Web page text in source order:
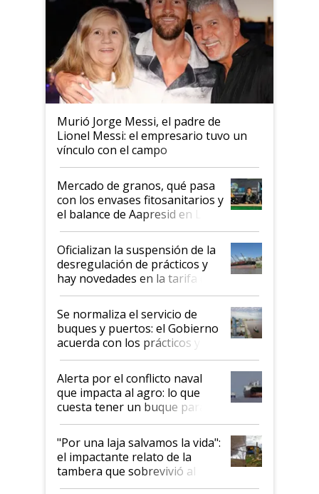
Murió Jorge Messi, el padre de
Lionel Messi: el empresario tuvo un
vínculo con el campo
Mercado de granos, qué pasa
con los envases fitosanitarios y
el balance de Aapresid en La
Posta
Oficializan la suspensión de la
desregulación de prácticos y
hay novedades en la tarifa de
la hidrovía
Se normaliza el servicio de
buques y puertos: el Gobierno
acuerda con los prácticos y
suspende el decreto de
desregulación
Alerta por el conflicto naval
que impacta al agro: lo que
cuesta tener un buque parado
y el peligro de que Argentina
pase a ser "país sucio"
"Por una laja salvamos la vida":
el impactante relato de la
tambera que sobrevivió al
tornado